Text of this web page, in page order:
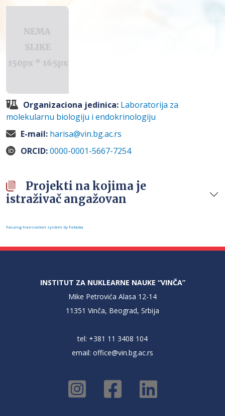
Organizaciona jedinica: Laboratorija za
molekularnu biologiju i endokrinologiju
E-mail: harisa@vin.bg.ac.rs
ORCID:0000-0001-5667-7254
Projekti na kojima je
istraživač angažovan
FaLang translation system by Faboba
INSTITUT ZA NUKLEARNE NAUKE “VINČA”
Mike Petrovića Alasa 12-14
11351 Vinča, Beograd, Srbija
tel: +381 11 3408 104
email: office@vin.bg.ac.rs